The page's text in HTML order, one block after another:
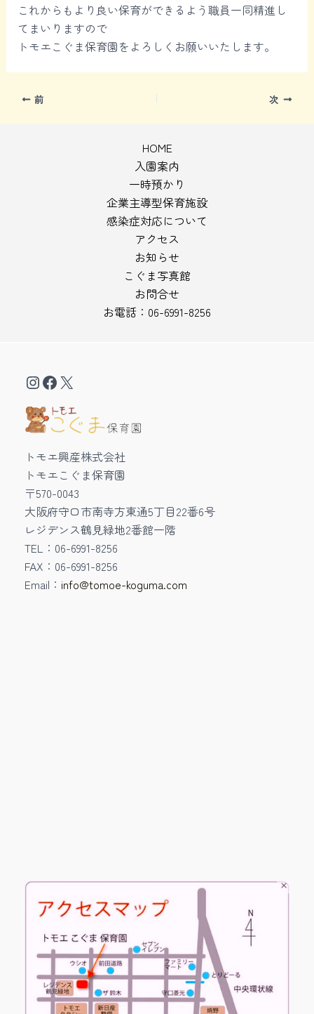
これからもより良い保育ができるよう職員一同精進し
てまいりますので
トモエこぐま保育園をよろしくお願いいたします。
前 次
HOME
入園案内
一時預かり
企業主導型保育施設
感染症対応について
アクセス
お知らせ
こぐま写真館
お問合せ
お電話：06-6991-8256
Instagram
Facebook
X
トモエ興産株式会社
トモエこぐま保育園
〒570-0043
大阪府守口市南寺方東通5丁目22番6号
レジデンス鶴見緑地2番館一階
TEL：06-6991-8256
FAX：06-6991-8256
Email： info@tomoe-koguma.com